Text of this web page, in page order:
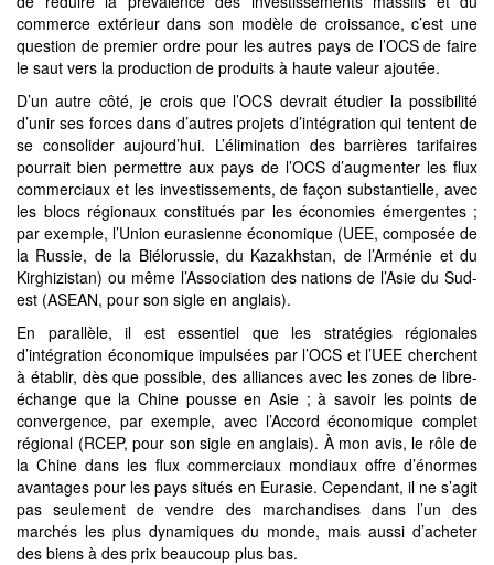
commerce extérieur dans son modèle de croissance, c’est une
question de premier ordre pour les autres pays de l’OCS de faire
le saut vers la production de produits à haute valeur ajoutée.
D’un autre côté, je crois que l’OCS devrait étudier la possibilité
d’unir ses forces dans d’autres projets d’intégration qui tentent de
se consolider aujourd’hui. L’élimination des barrières tarifaires
pourrait bien permettre aux pays de l’OCS d’augmenter les flux
commerciaux et les investissements, de façon substantielle, avec
les blocs régionaux constitués par les économies émergentes ;
par exemple, l’Union eurasienne économique (UEE, composée de
la Russie, de la Biélorussie, du Kazakhstan, de l’Arménie et du
Kirghizistan) ou même l’Association des nations de l’Asie du Sud-
est (ASEAN, pour son sigle en anglais).
En parallèle, il est essentiel que les stratégies régionales
d’intégration économique impulsées par l’OCS et l’UEE cherchent
à établir, dès que possible, des alliances avec les zones de libre-
échange que la Chine pousse en Asie ; à savoir les points de
convergence, par exemple, avec l’Accord économique complet
régional (RCEP, pour son sigle en anglais). À mon avis, le rôle de
la Chine dans les flux commerciaux mondiaux offre d’énormes
avantages pour les pays situés en Eurasie. Cependant, il ne s’agit
pas seulement de vendre des marchandises dans l’un des
marchés les plus dynamiques du monde, mais aussi d’acheter
des biens à des prix beaucoup plus bas.